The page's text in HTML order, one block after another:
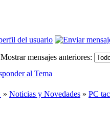
Mostrar mensajes anteriores:
» Noticias y Novedades » PC